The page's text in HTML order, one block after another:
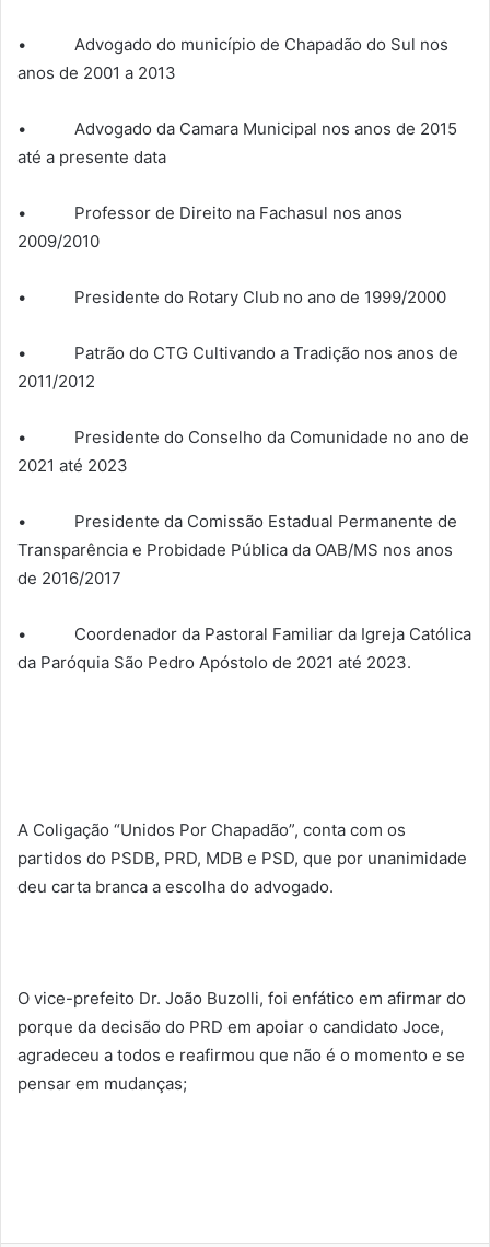
• Advogado do município de Chapadão do Sul nos
anos de 2001 a 2013
• Advogado da Camara Municipal nos anos de 2015
até a presente data
• Professor de Direito na Fachasul nos anos
2009/2010
• Presidente do Rotary Club no ano de 1999/2000
• Patrão do CTG Cultivando a Tradição nos anos de
2011/2012
• Presidente do Conselho da Comunidade no ano de
2021 até 2023
• Presidente da Comissão Estadual Permanente de
Transparência e Probidade Pública da OAB/MS nos anos
de 2016/2017
• Coordenador da Pastoral Familiar da Igreja Católica
da Paróquia São Pedro Apóstolo de 2021 até 2023.
A Coligação “Unidos Por Chapadão”, conta com os
partidos do PSDB, PRD, MDB e PSD, que por unanimidade
deu carta branca a escolha do advogado.
O vice-prefeito Dr. João Buzolli, foi enfático em afirmar do
porque da decisão do PRD em apoiar o candidato Joce,
agradeceu a todos e reafirmou que não é o momento e se
pensar em mudanças;